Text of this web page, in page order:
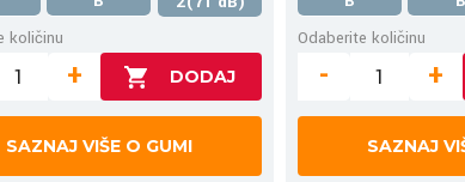
količinu
+
SAZNAJ VIŠE O GUMI
Odaberite količinu
- +
SAZNAJ